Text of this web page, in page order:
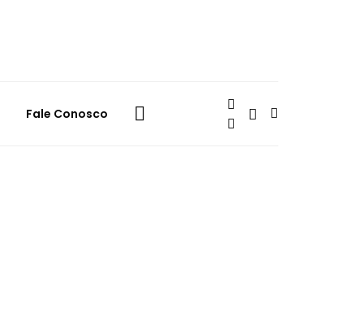
Fale Conosco